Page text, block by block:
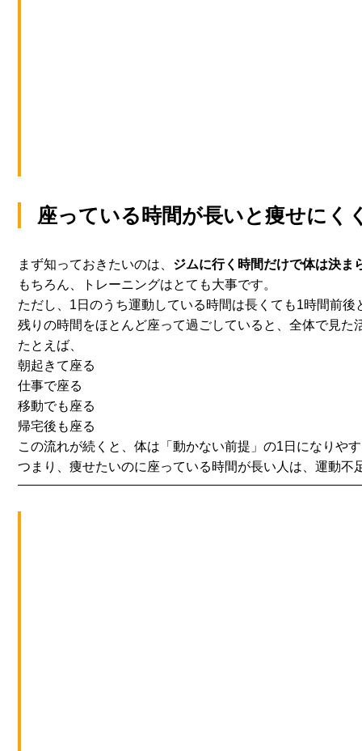
座っている時間が長いと痩せにく
まず知っておきたいのは、 ジムに行く時間だけで体は決ま
もちろん、トレーニングはとても大事です。
ただし、 1日のうち運動している時間は長くても1時間前後
残りの時間をほとんど座って過ごしていると、全体で見た
たとえば、
朝起きて座る
仕事で座る
移動でも座る
帰宅後も座る
この流れが続くと、体は「動かない前提」の1日になりや
つまり、痩せたいのに座っている時間が長い人は、運動不